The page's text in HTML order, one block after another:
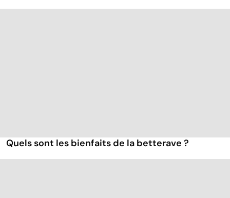
Quels sont les bienfaits de la betterave ?